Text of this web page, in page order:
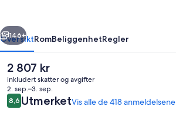
Hilton
Neste
146+
OversiktRomBeliggenhetRegler
Den
nåværende
prisen
er
2 807 kr
2 807 kr
inkludert skatter og avgifter
2. sep.–3. sep.
Anmeldelser
8,68,6 av 10 –
UtmerketVis alle de 418 anmeldelsene